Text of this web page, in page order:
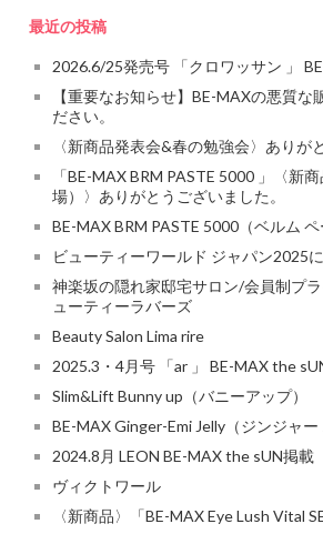
最近の投稿
2026.6/25発売号 「クロワッサン 」
【重要なお知らせ】BE-MAXの悪質な
ださい。
〈新商品発表会&春の勉強会〉ありが
「BE-MAX BRM PASTE 5000 」〈新
場）〉ありがとうございました。
BE-MAX BRM PASTE 5000（ベルム ペ
ビューティーワールド ジャパン2025
神楽坂の隠れ家邸宅サロン/会員制プ
ューティーラバーズ
Beauty Salon Lima rire
2025.3・4月号 「ar 」 BE-MAX the
Slim&Lift Bunny up（バニーアップ）
BE-MAX Ginger-Emi Jelly（ジンジャー
2024.8月 LEON BE-MAX the sUN掲載
ヴィクトワール
〈新商品〉「BE-MAX Eye Lush Vital